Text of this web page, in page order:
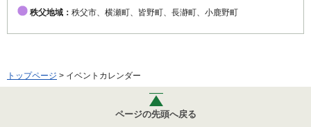
秩父地域： 秩父市、横瀬町、皆野町、長瀞町、小鹿野町
トップページ > イベントカレンダー
ページの先頭へ戻る